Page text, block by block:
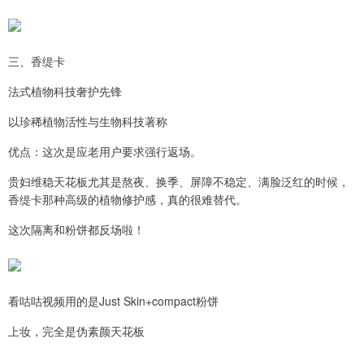
三、香缇卡
法式植物科技奢护先锋
以珍稀植物活性与生物科技著称
优点：这次是应老用户要求强行返场。
贵妇维稳天花板尤其是熬夜、换季、屏障不稳定、满脸泛红的时候，
香缇卡那种高级的植物修护感，真的很难替代。
这次隔离和粉饼都反场啦！
看咕咕视频用的是Just Skin+compact粉饼
上妆，完全是伪素颜天花板